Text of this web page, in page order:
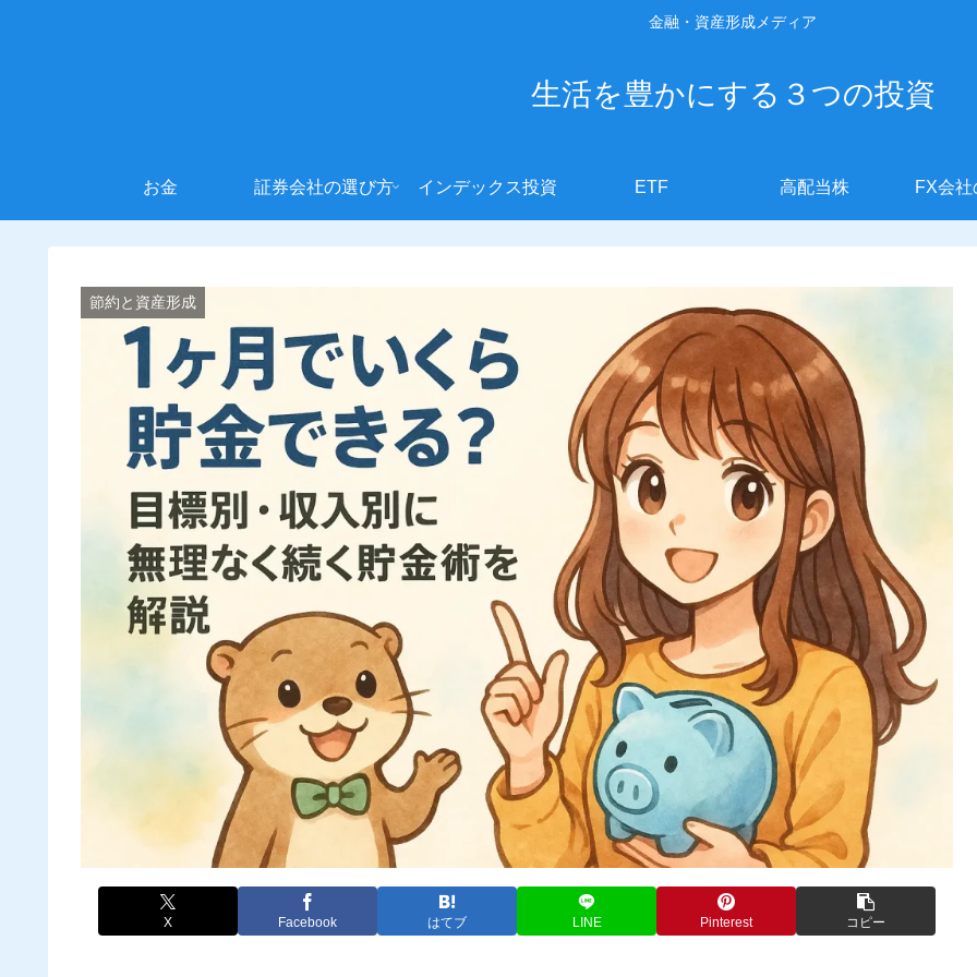
金融・資産形成メディア
生活を豊かにする３つの投資
お金 証券会社の選び方 インデックス投資 ETF 高配当株 FX会
節約と資産形成
X Facebook はてブ LINE Pinterest コピー